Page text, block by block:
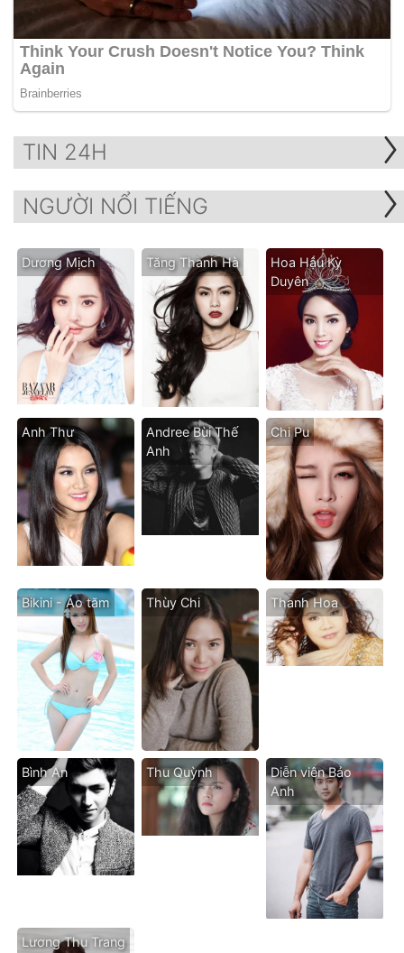
TIN 24H
NGƯỜI NỔI TIẾNG
Dương Mịch Tăng Thanh Hà
Hoa Hậu Kỳ
Duyên
Anh Thư
Andree Bùi Thế
Anh
Chi Pu
Bikini - Áo tăm Thùy Chi Thanh Hoa
Bình An Thu Quỳnh
Diễn viên Bảo
Anh
Lương Thu Trang